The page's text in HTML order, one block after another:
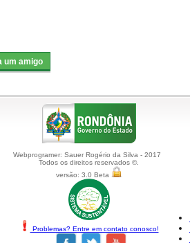
Webprogramer: Sauer Rogério da Silva - 2017
Todos os direitos reservados ©.
versão: 3.0 Beta
Problemas? Entre em contato conosco!